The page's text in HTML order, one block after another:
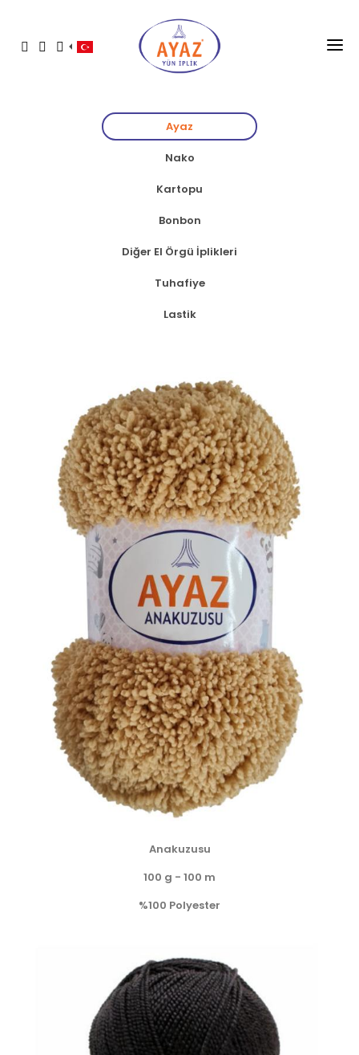
Ayaz
Nako
Kartopu
Bonbon
Diğer El Örgü İplikleri
Tuhafiye
Lastik
Anakuzusu
100 g - 100 m
%100 Polyester